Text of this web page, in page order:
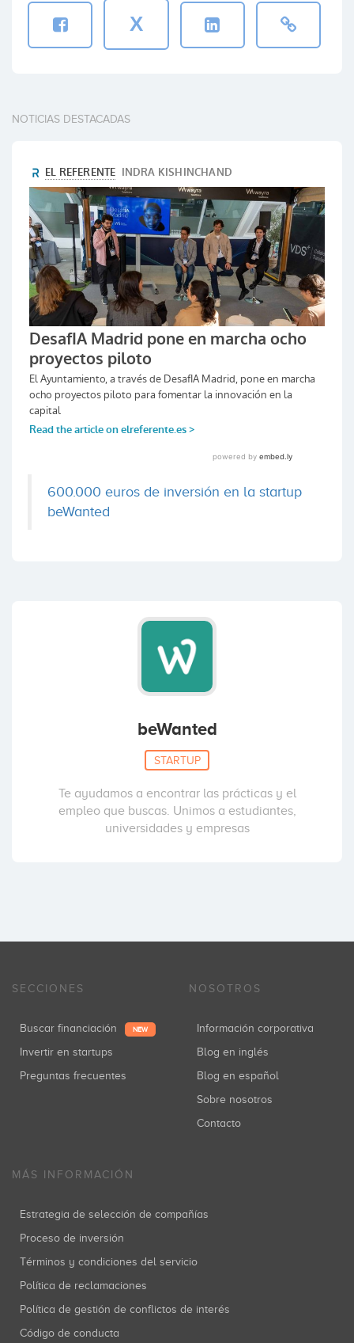
X
NOTICIAS DESTACADAS
600.000 euros de inversión en la startup
beWanted
beWanted
STARTUP
Te ayudamos a encontrar las prácticas y el
empleo que buscas. Unimos a estudiantes,
universidades y empresas
SECCIONES
Buscar financiación NEW
Invertir en startups
Preguntas frecuentes
NOSOTROS
Información corporativa
Blog en inglés
Blog en español
Sobre nosotros
Contacto
MÁS INFORMACIÓN
Estrategia de selección de compañías
Proceso de inversión
Términos y condiciones del servicio
Política de reclamaciones
Política de gestión de conflictos de interés
Código de conducta